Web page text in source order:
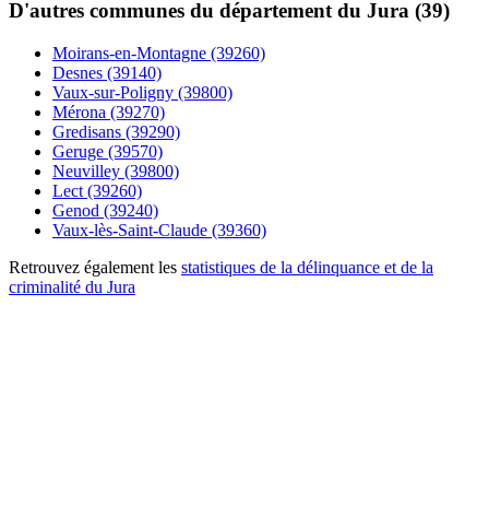
D'autres communes du département du Jura (39)
Moirans-en-Montagne (39260)
Desnes (39140)
Vaux-sur-Poligny (39800)
Mérona (39270)
Gredisans (39290)
Geruge (39570)
Neuvilley (39800)
Lect (39260)
Genod (39240)
Vaux-lès-Saint-Claude (39360)
Retrouvez également les statistiques de la délinquance et de la
criminalité du Jura